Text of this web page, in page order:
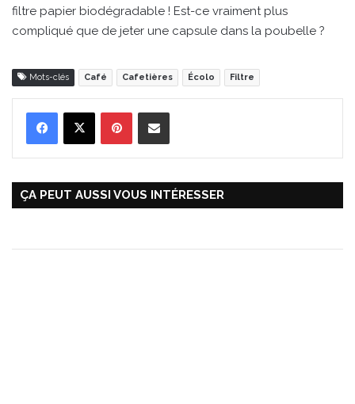
filtre papier biodégradable ! Est-ce vraiment plus
compliqué que de jeter une capsule dans la poubelle ?
Mots-clés Café Cafetières Écolo Filtre
ÇA PEUT AUSSI VOUS INTÉRESSER